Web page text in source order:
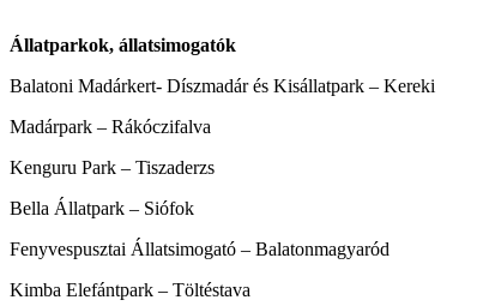
Állatparkok, állatsimogatók
Balatoni Madárkert- Díszmadár és Kisállatpark – Kereki
Madárpark – Rákóczifalva
Kenguru Park – Tiszaderzs
Bella Állatpark – Siófok
Fenyvespusztai Állatsimogató – Balatonmagyaród
Kimba Elefántpark – Töltéstava